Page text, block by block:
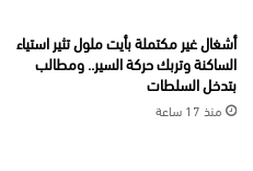
أشغال غير مكتملة بأيت ملول تثير استياء
الساكنة وتربك حركة السير.. ومطالب
بتدخل السلطات
منذ 17 ساعة